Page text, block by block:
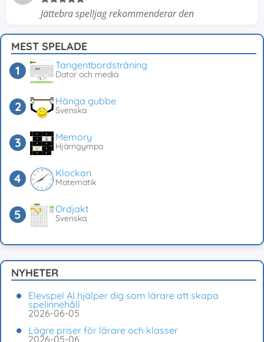
Jättebra spel!jag rekommenderar den
MEST SPELADE
Tangentbordsträning
Dator och media
Hänga gubbe
Svenska
Memory
Hjärngympa
Klockan
Matematik
Ordjakt
Svenska
NYHETER
Elevspel AI hjälper dig som lärare att skapa
spelinnehåll
2026-06-05
Lägre priser för lärare och klasser
2026-05-06